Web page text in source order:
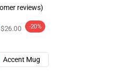
reviews)
$26.00 -20%
Accent Mug